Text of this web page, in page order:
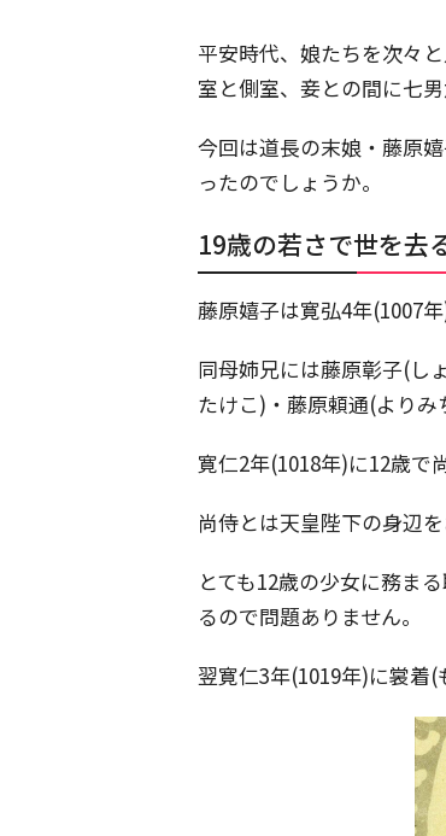
平安時代、娘たちを次々
室と側室、妾との間に七
今回は道長の末娘・藤原
ったのでしょうか。
19歳の若さで世を去
藤原嬉子は寛弘4年(1007
同母姉兄には藤原彰子(し
たけこ)・藤原頼通(よりみ
寛仁2年(1018年)に12歳で
尚侍とは天皇陛下の身辺
とても12歳の少女に務ま
るので問題ありません。
翌寛仁3年(1019年)に裳着(